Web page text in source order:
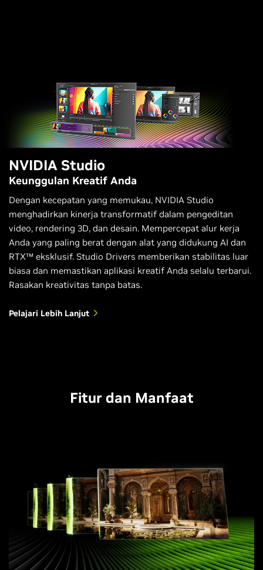
NVIDIA Studio
Keunggulan Kreatif Anda
Dengan kecepatan yang memukau, NVIDIA Studio
menghadirkan kinerja transformatif dalam pengeditan
video, rendering 3D, dan desain. Mempercepat alur kerja
Anda yang paling berat dengan alat yang didukung AI dan
RTX™ eksklusif. Studio Drivers memberikan stabilitas luar
biasa dan memastikan aplikasi kreatif Anda selalu terbarui.
Rasakan kreativitas tanpa batas.
Pelajari Lebih Lanjut
Fitur dan Manfaat